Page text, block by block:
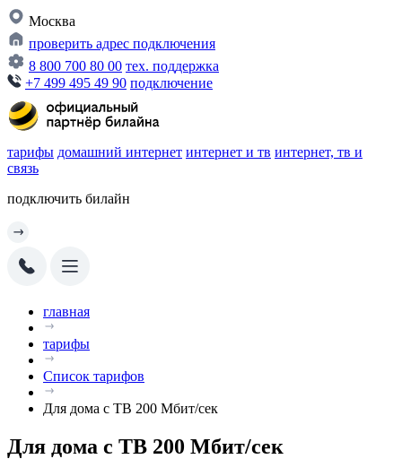
Москва
проверить адрес подключения
8 800 700 80 00 тех. поддержка
+7 499 495 49 90 подключение
тарифы домашний интернет интернет и тв интернет, тв и
связь
подключить билайн
главная
тарифы
Список тарифов
Для дома с ТВ 200 Мбит/сек
Для дома с ТВ 200 Мбит/сек